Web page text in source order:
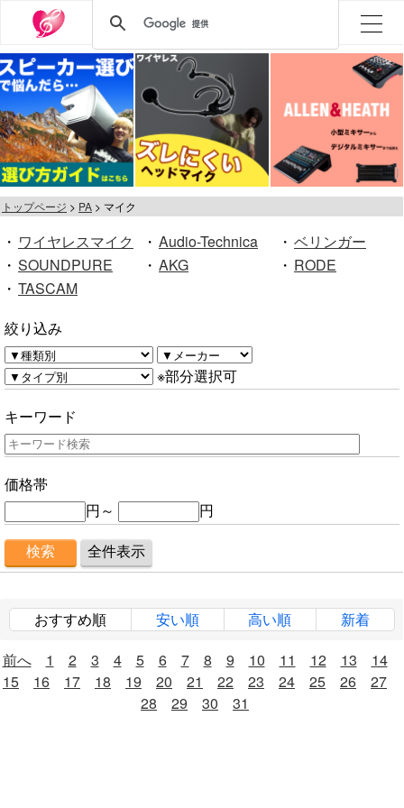
トップページ PA マイク
・ ワイヤレスマイク ・ Audio-Technica ・ ベリンガー
・ SOUNDPURE ・ AKG ・ RODE
・ TASCAM
絞り込み
※部分選択可
キーワード
価格帯
円～
円
おすすめ順 安い順 高い順
新着
前へ
1 2 3 4 5 6 7 8 9 10 11 12 13
14
15
16 17 18 19 20 21 22 23 24 25 26
27
28
29 30 31